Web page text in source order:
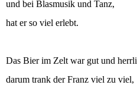
und bei Blasmusik und Tanz,
hat er so viel erlebt.
Das Bier im Zelt war gut und
darum trank der Franz viel zu viel,